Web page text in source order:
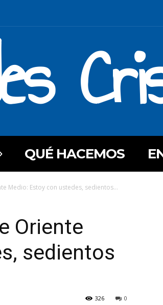
QUÉ HACEMOS
Medio: Estoy con ustedes, sedientos...
Oriente
sedientos
0
326